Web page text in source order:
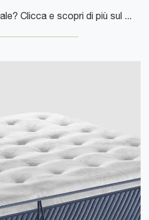
Vuoi garantirti il relax totale? Clicca e scopri di più sul materasso Classic tra i modelli a molle insacchettate matrimoniali di Manifattura Falomo!